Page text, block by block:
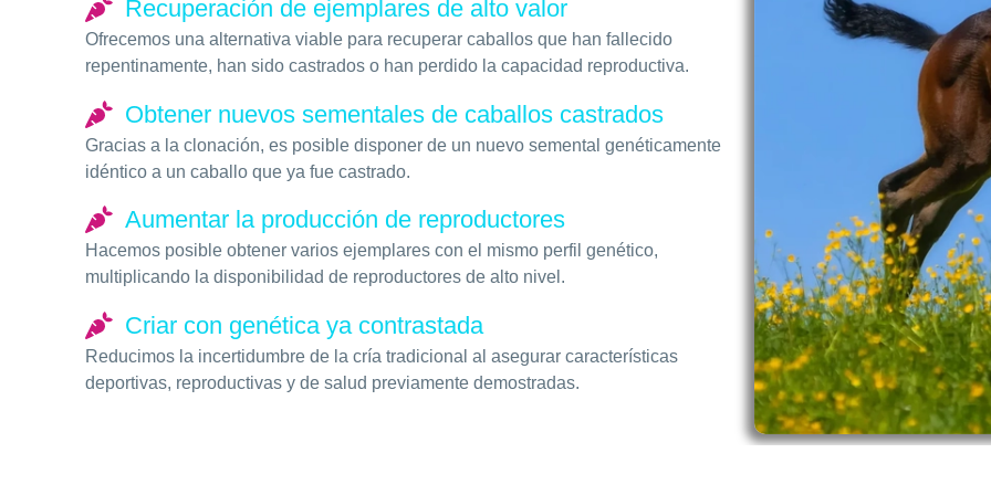
Recuperación de ejemplares de alto valor
Ofrecemos una alternativa viable para recuperar caballos que han fallecido
repentinamente, han sido castrados o han perdido la capacidad reproductiva.
Obtener nuevos sementales de caballos castrados
Gracias a la clonación, es posible disponer de un nuevo semental genéticamente
idéntico a un caballo que ya fue castrado.
Aumentar la producción de reproductores
Hacemos posible obtener varios ejemplares con el mismo perfil genético,
multiplicando la disponibilidad de reproductores de alto nivel.
Criar con genética ya contrastada
Reducimos la incertidumbre de la cría tradicional al asegurar características
deportivas, reproductivas y de salud previamente demostradas.